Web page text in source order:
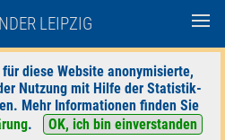
LEIPZIG
diese Website anonymisierte,
Nutzung mit Hilfe der Statistik-
Mehr Informationen finden Sie
.
OK, ich bin einverstanden